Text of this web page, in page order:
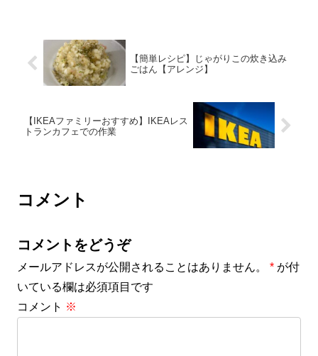
【簡単レシピ】じゃがりこの炊き込み
ごはん【アレンジ】
【IKEAファミリーおすすめ】IKEAレス
トランカフェでの作業
コメント
コメントをどうぞ
メールアドレスが公開されることはありません。 * が付
いている欄は必須項目です
コメント ※